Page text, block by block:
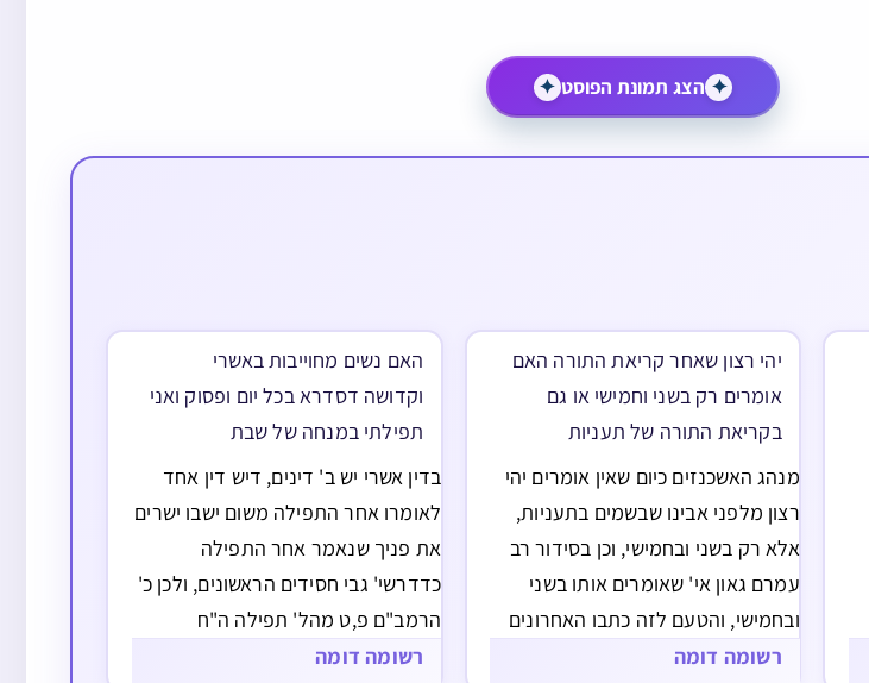
✦ הצג תמונת הפוסט ✦
יהי רצון שאחר קריאת התורה האם
אומרים רק בשני וחמישי או גם
בקריאת התורה של תעניות
מנהג האשכנזים כיום שאין אומרים יהי
רצון מלפני אבינו שבשמים בתעניות,
אלא רק בשני ובחמישי, וכן בסידור רב
עמרם גאון אי' שאומרים אותו בשני
ובחמישי, והטעם לזה כתבו האחרונים
משום ששני וחמישי הם ימי רצון ולכך
רשומה דומה
האם נשים מחוייבות באשרי
וקדושה דסדרא בכל יום ופסוק ואני
תפילתי במנחה של שבת
בדין אשרי יש ב' דינים, דיש דין אחד
לאומרו אחר התפילה משום ישבו ישרים
את פניך שנאמר אחר התפילה
כדדרשי' גבי חסידים הראשונים, ולכן כ'
הרמב"ם פ,ט מהל' תפילה ה"ח
שאומרים קודם מנחה תהלה לדוד
רשומה דומה